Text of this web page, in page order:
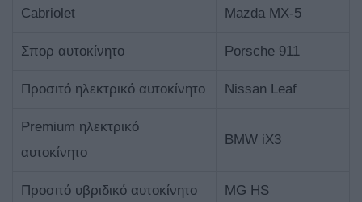
Cabriolet Mazda MX-5
Σπορ αυτοκίνητο Porsche 911
Προσιτό ηλεκτρικό αυτοκίνητο Nissan Leaf
Premium ηλεκτρικό
αυτοκίνητο
BMW iX3
Προσιτό υβριδικό αυτοκίνητο MG HS